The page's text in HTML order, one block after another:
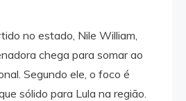
no estado, Nile William,
chega para somar ao
Segundo ele, o foco é
sólido para Lula na região.